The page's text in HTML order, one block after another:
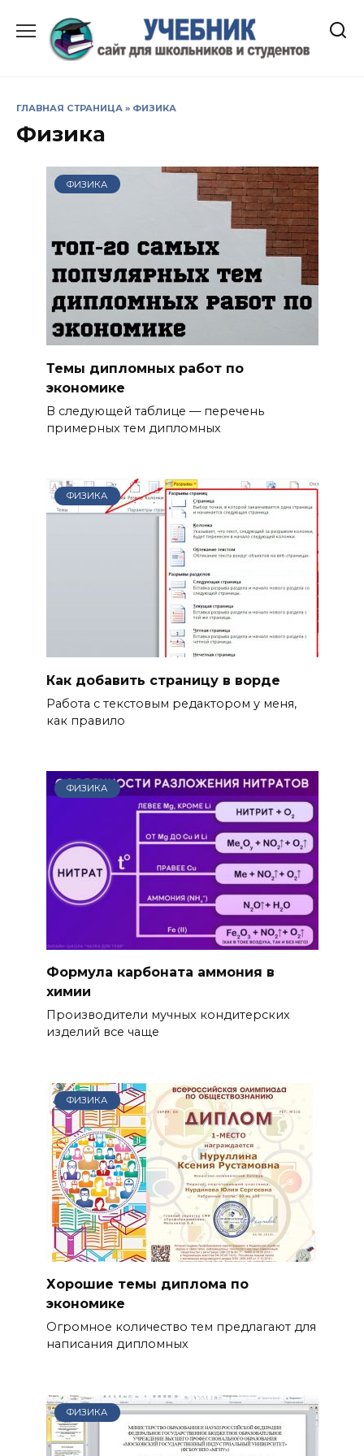
содержанию
ГЛАВНАЯ СТРАНИЦА » ФИЗИКА
Физика
ФИЗИКА
Темы дипломных работ по
экономике
В следующей таблице — перечень
примерных тем дипломных
ФИЗИКА
Как добавить страницу в ворде
Работа с текстовым редактором у меня,
как правило
ФИЗИКА
Формула карбоната аммония в
химии
Производители мучных кондитерских
изделий все чаще
ФИЗИКА
Хорошие темы диплома по
экономике
Огромное количество тем предлагают для
написания дипломных
ФИЗИКА